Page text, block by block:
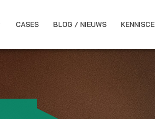
CASES BLOG / NIEUWS